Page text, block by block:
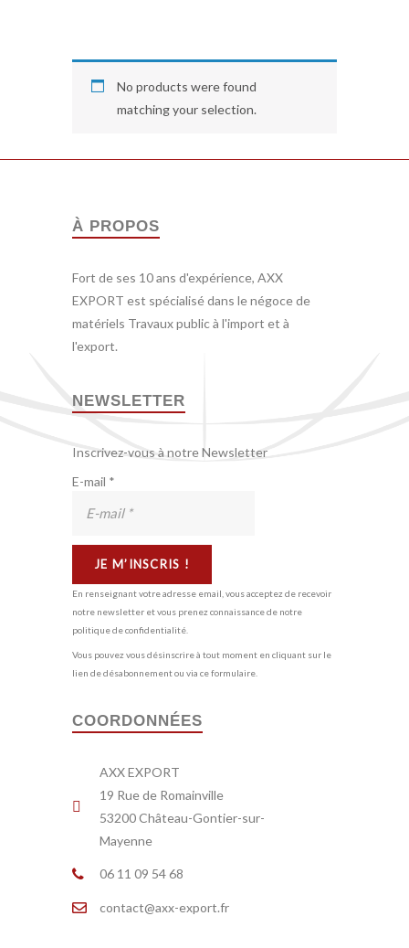
No products were found
matching your selection.
À PROPOS
Fort de ses 10 ans d'expérience, AXX
EXPORT est spécialisé dans le négoce de
matériels Travaux public à l'import et à
l'export.
NEWSLETTER
Inscrivez-vous à notre Newsletter
E-mail *
En renseignant votre adresse email, vous acceptez de recevoir
notre newsletter et vous prenez connaissance de notre
politique de confidentialité.
Vous pouvez vous désinscrire à tout moment en cliquant sur le
lien de désabonnement ou via ce formulaire
COORDONNÉES
AXX EXPORT
19 Rue de Romainville
53200 Château-Gontier-sur-
Mayenne
06 11 09 54 68
contact@axx-export.fr